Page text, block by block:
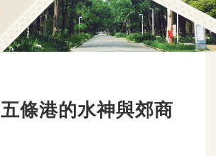
五條港的水神與郊商